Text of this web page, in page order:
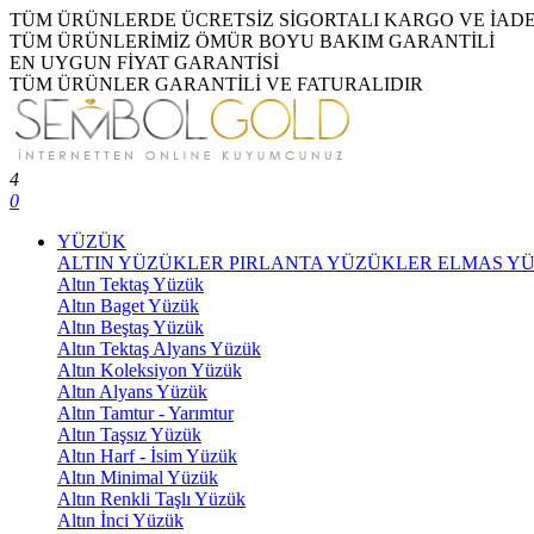
TÜM ÜRÜNLERDE ÜCRETSİZ SİGORTALI KARGO VE İADE
TÜM ÜRÜNLERİMİZ ÖMÜR BOYU BAKIM GARANTİLİ
EN UYGUN FİYAT GARANTİSİ
TÜM ÜRÜNLER GARANTİLİ VE FATURALIDIR
4
0
YÜZÜK
ALTIN YÜZÜKLER PIRLANTA YÜZÜKLER ELMAS
Altın Tektaş Yüzük
Altın Baget Yüzük
Altın Beştaş Yüzük
Altın Tektaş Alyans Yüzük
Altın Koleksiyon Yüzük
Altın Alyans Yüzük
Altın Tamtur - Yarımtur
Altın Taşsız Yüzük
Altın Harf - İsim Yüzük
Altın Minimal Yüzük
Altın Renkli Taşlı Yüzük
Altın İnci Yüzük